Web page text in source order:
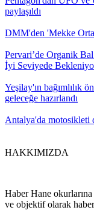
paylaşıldı
DMM'den 'Mekke
Pervari’de Organik
İyi Seviyede
Yeşilay'ın bağımlılık
geleceğe hazırlandı
Antalya'da motosikleti
HAKKIMIZDA
Haber Hane
ve objektif olarak